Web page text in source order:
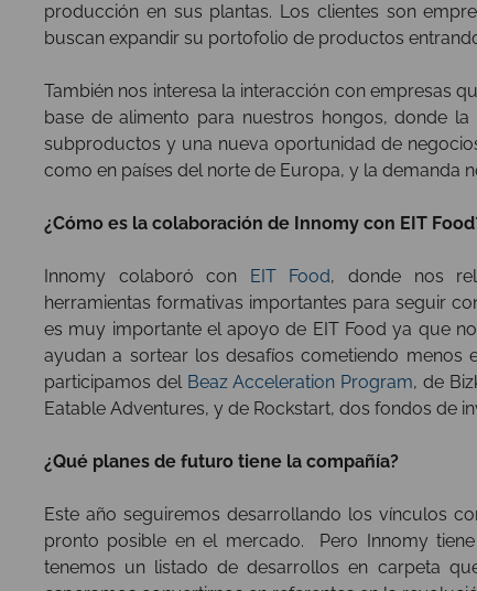
producción en sus plantas. Los clientes son
buscan expandir su portofolio de productos
También nos interesa la interacción con empresas
base de alimento para nuestros hongos, donde
subproductos y una nueva oportunidad de
como en países del norte de Europa, y la demanda
¿Cómo es la colaboración de Innomy con EIT
Innomy colaboró con EIT Food, donde nos
herramientas formativas importantes para seguir
es muy importante el apoyo de EIT Food ya que
ayudan a sortear los desafíos cometiendo
participamos del Beaz Acceleration Program, de
Eatable Adventures, y de Rockstart, dos fondos de
¿Qué planes de futuro tiene la compañía?
Este año seguiremos desarrollando los vínculos
pronto posible en el mercado. Pero Innomy
tenemos un listado de desarrollos en carpeta